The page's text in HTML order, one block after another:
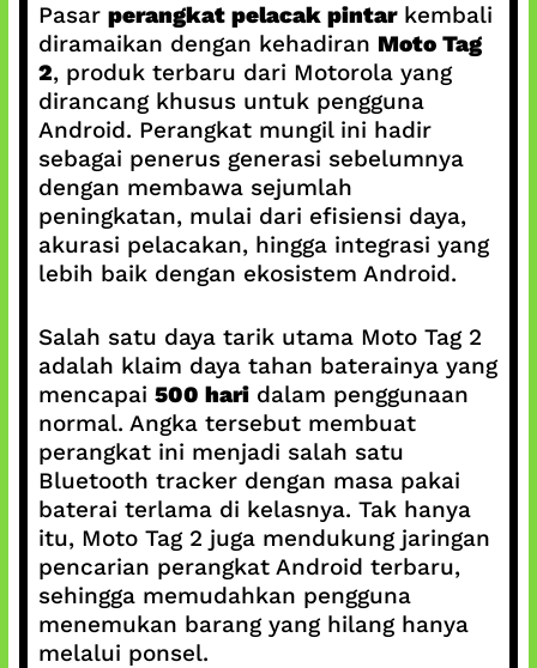
Pasar perangkat pelacak pintarkembali
diramaikan dengan kehadiran Moto Tag
2, produk terbaru dari Motorola yang
dirancang khusus untuk pengguna
Android. Perangkat mungil ini hadir
sebagai penerus generasi sebelumnya
dengan membawa sejumlah
peningkatan, mulai dari efisiensi daya,
akurasi pelacakan, hingga integrasi yang
lebih baik dengan ekosistem Android.
Salah satu daya tarik utama Moto Tag 2
adalah klaim daya tahan baterainya yang
mencapai 500 haridalam penggunaan
normal. Angka tersebut membuat
perangkat ini menjadi salah satu
Bluetooth tracker dengan masa pakai
baterai terlama di kelasnya. Tak hanya
itu, Moto Tag 2 juga mendukung jaringan
pencarian perangkat Android terbaru,
sehingga memudahkan pengguna
menemukan barang yang hilang hanya
melalui ponsel.